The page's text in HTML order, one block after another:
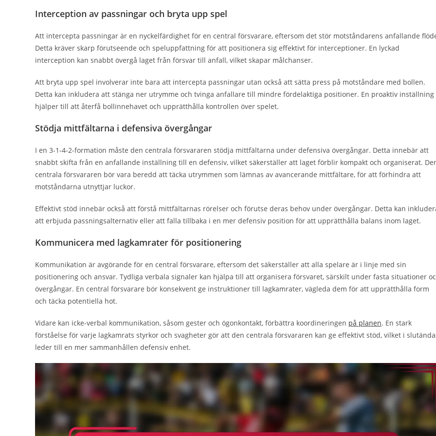
Interception av passningar och bryta upp spel
Att intercepta passningar är en nyckelfärdighet för en central försvarare, eftersom det stör motståndarens anfallande
Detta kräver skarp förutseende och speluppfattning för att positionera sig effektivt för interceptioner. En lyckad
interception kan snabbt övergå laget från försvar till anfall, vilket skapar målchanser.
Att bryta upp spel involverar inte bara att intercepta passningar utan också att sätta press på motståndare med bollen.
Detta kan inkludera att stänga ner utrymme och tvinga anfallare till mindre fördelaktiga positioner. En proaktiv inställning
hjälper till att återfå bollinnehavet och upprätthålla kontrollen över spelet.
Stödja mittfältarna i defensiva övergångar
I en 3-1-4-2-formation måste den centrala försvararen stödja mittfältarna under defensiva övergångar. Detta innebär att
snabbt skifta från en anfallande inställning till en defensiv, vilket säkerställer att laget förblir kompakt och organiserat.
centrala försvararen bör vara beredd att täcka utrymmen som lämnas av avancerande mittfältare, för att förhindra att
motståndarna utnyttjar luckor.
Effektivt stöd innebär också att förstå mittfältarnas rörelser och förutse deras behov under övergångar. Detta kan
att erbjuda passningsalternativ eller att falla tillbaka i en mer defensiv position för att upprätthålla balans inom laget.
Kommunicera med lagkamrater för positionering
Kommunikation är avgörande för en central försvarare, eftersom det säkerställer att alla spelare är i linje med sin
positionering och ansvar. Tydliga verbala signaler kan hjälpa till att organisera försvaret, särskilt under fasta situationer
övergångar. En central försvarare bör konsekvent ge instruktioner till lagkamrater, vägleda dem för att upprätthålla form
och täcka potentiella hot.
Vidare kan icke-verbal kommunikation, såsom gester och ögonkontakt, förbättra koordineringen på planen. En stark
förståelse för varje lagkamrats styrkor och svagheter gör att den centrala försvararen kan ge effektivt stöd, vilket i
leder till en mer sammanhållen defensiv enhet.